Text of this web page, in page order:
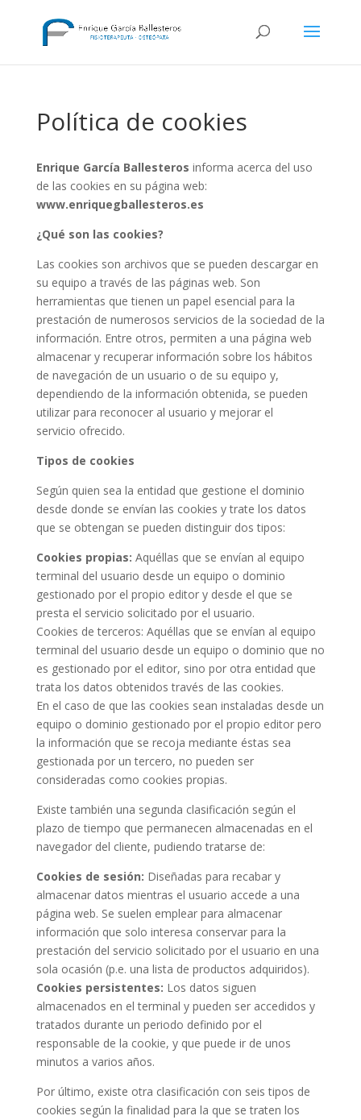
Política de cookies
Enrique García Ballesteros informa acerca del uso
de las cookies en su página web:
www.enriquegballesteros.es
¿Qué son las cookies?
Las cookies son archivos que se pueden descargar en
su equipo a través de las páginas web. Son
herramientas que tienen un papel esencial para la
prestación de numerosos servicios de la sociedad de la
información. Entre otros, permiten a una página web
almacenar y recuperar información sobre los hábitos
de navegación de un usuario o de su equipo y,
dependiendo de la información obtenida, se pueden
utilizar para reconocer al usuario y mejorar el
servicio ofrecido.
Tipos de cookies
Según quien sea la entidad que gestione el dominio
desde donde se envían las cookies y trate los datos
que se obtengan se pueden distinguir dos tipos:
Cookies propias: Aquéllas que se envían al equipo
terminal del usuario desde un equipo o dominio
gestionado por el propio editor y desde el que se
presta el servicio solicitado por el usuario.
Cookies de terceros: Aquéllas que se envían al equipo
terminal del usuario desde un equipo o dominio que no
es gestionado por el editor, sino por otra entidad que
trata los datos obtenidos través de las cookies.
En el caso de que las cookies sean instaladas desde un
equipo o dominio gestionado por el propio editor pero
la información que se recoja mediante éstas sea
gestionada por un tercero, no pueden ser
consideradas como cookies propias.
Existe también una segunda clasificación según el
plazo de tiempo que permanecen almacenadas en el
navegador del cliente, pudiendo tratarse de:
Cookies de sesión: Diseñadas para recabar y
almacenar datos mientras el usuario accede a una
página web. Se suelen emplear para almacenar
información que solo interesa conservar para la
prestación del servicio solicitado por el usuario en una
sola ocasión (p.e. una lista de productos adquiridos).
Cookies persistentes: Los datos siguen
almacenados en el terminal y pueden ser accedidos y
tratados durante un periodo definido por el
responsable de la cookie, y que puede ir de unos
minutos a varios años.
Por último, existe otra clasificación con seis tipos de
cookies según la finalidad para la que se traten los